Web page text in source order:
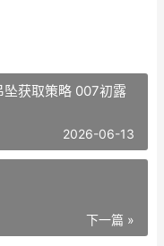
坠获取策略 007初露
2026-06-13
下一篇 »